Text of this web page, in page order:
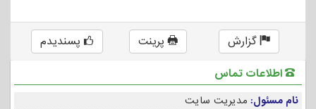
گزارش پرینت
پسندیدم
اطلاعات تماس
نام مسئول: مدیریت سایت